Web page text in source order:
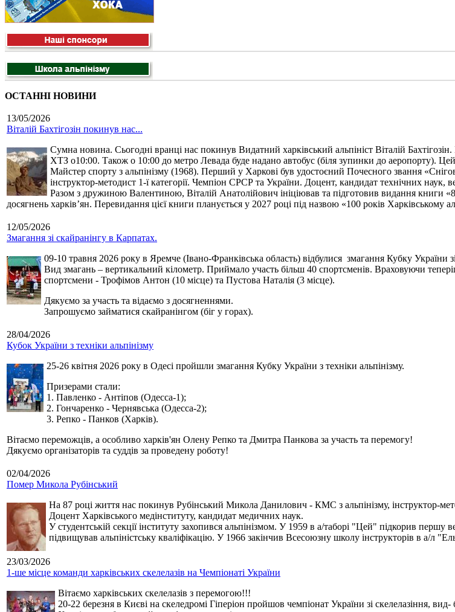
ОСТАННІ НОВИНИ
13/05/2026
Віталій Бахтігозін покинув нас...
Сумна новина. Сьогодні вранці нас покинув Видатний харківський альпініст Віталій
ХТЗ о10:00. Також о 10:00 до метро Левада буде надано автобус (біля зупинки до аеропорту). Цей
Майстер спорту з альпінізму (1968). Перший у Харкові був удостоєний Почесного звання
інструктор-методист 1-ї категорії. Чемпіон СРСР та України. Доцент, кандидат технічних наук,
Разом з дружиною Валентиною, Віталій Анатолійович ініціював та підготовив видання книги
досягнень харків’ян. Перевидання цієї книги планується у 2027 році під назвою «100 років Харківському
12/05/2026
Змагання зі скайранінгу в Карпатах.
09-10 травня 2026 року в Яремче (Івано-Франківська область) відбулися змагання Кубку України
Вид змагань – вертикальний кілометр. Приймало участь більш 40 спортсменів. Враховуючи
спортсмени - Трофімов Антон (10 місце) та Пустова Наталія (3 місце).
Дякуємо за участь та відаємо з досягненнями.
Запрошуємо займатися скайранінгом (біг у горах).
28/04/2026
Кубок України з техніки альпінізму
25-26 квітня 2026 року в Одесі пройшли змагання Кубку України з техніки альпінізму.
Призерами стали:
1. Павленко - Антіпов (Одесса-1);
2. Гончаренко - Чернявська (Одесса-2);
3. Репко - Панков (Харків).
Вітаємо переможців, а особливо харків'ян Олену Репко та Дмитра Панкова за участь та перемогу!
Дякуємо організаторів та суддів за проведену роботу!
02/04/2026
Помер Микола Рубінський
На 87 році життя нас покинув Рубінський Микола Данилович - КМС з альпінізму, інструктор-
Доцент Харківського медінституту, кандидат медичних наук.
У студентській секції інституту захопився альпінізмом. У 1959 в а/таборі "Цей" підкорив
підвищував альпіністську кваліфікацію. У 1966 закінчив Всесоюзну школу інструкторів в а/л
23/03/2026
1-ше місце команди харківських скелелазів на Чемпіонаті України
Вітаємо харківських скелелазів з перемогою!!!
20-22 березня в Києві на скеледромі Гіперіон пройшов чемпіонат України зі скелелазіння,